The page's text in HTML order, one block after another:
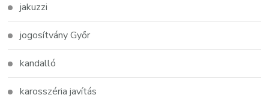
jakuzzi
jogosítvány Győr
kandalló
karosszéria javítás